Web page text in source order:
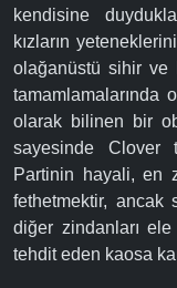
kendisine
kızların
olağanüstü sihir ve
tamamlamalarında
olarak bilinen bir
sayesinde Clover
Partinin hayali, en
fethetmektir, ancak
diğer zindanları
tehdit eden kaosa